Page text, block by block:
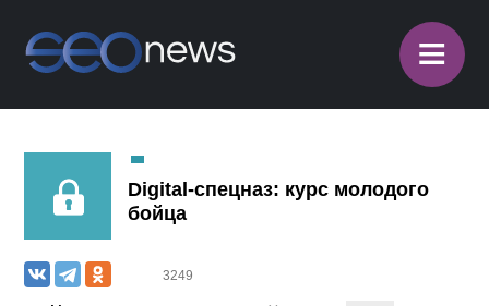
≡
Digital-спецназ: курс молодого
бойца
3249